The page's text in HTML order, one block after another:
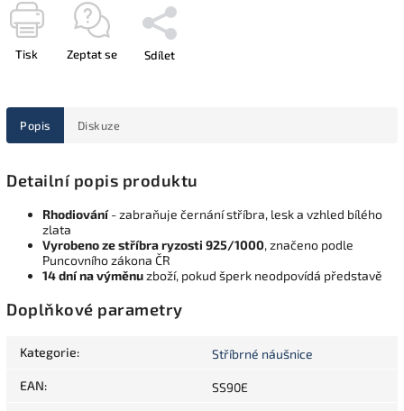
Tisk Zeptat se Sdílet
Popis Diskuze
Detailní popis produktu
Rhodiování- zabraňuje černání stříbra, lesk a vzhled bílého
zlata
Vyrobeno ze stříbra ryzosti 925/1000, značeno podle
Puncovního zákona ČR
14 dní na výměnuzboží, pokud šperk neodpovídá představě
Doplňkové parametry
Kategorie: Stříbrné náušnice
EAN: SS90E